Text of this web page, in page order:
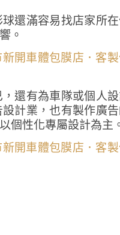
還滿容易找店家所
。
還有為車隊或個人
計業，也有製作廣
個性化專屬設計為主